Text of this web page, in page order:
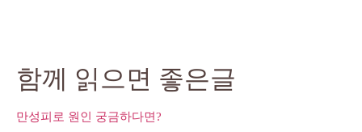
함께 읽으면 좋은글
만성피로 원인 궁금하다면?